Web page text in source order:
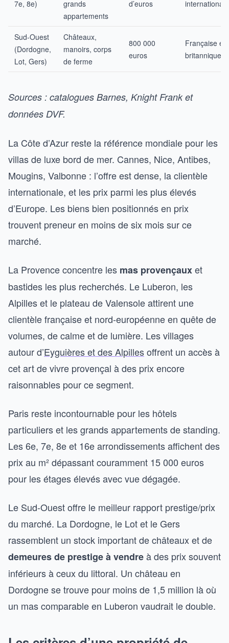
7e, 8e)
grands
appartements
d’euros
internationale
Sud-Ouest
(Dordogne,
Lot, Gers)
Châteaux,
manoirs, corps
de ferme
800 000
euros
Française et
britannique
Sources : catalogues Barnes, Knight Frank et
données DVF.
La Côte d’Azur reste la référence mondiale pour les
villas de luxe bord de mer. Cannes, Nice, Antibes,
Mougins, Valbonne : l’offre est dense, la clientèle
internationale, et les prix parmi les plus élevés
d’Europe. Les biens bien positionnés en prix
trouvent preneur en moins de six mois sur ce
marché.
La Provence concentre les mas provençauxet
bastides les plus recherchés. Le Luberon, les
Alpilles et le plateau de Valensole attirent une
clientèle française et nord-européenne en quête de
volumes, de calme et de lumière. Les villages
autour d’Eyguières et des Alpillesoffrent un accès à
cet art de vivre provençal à des prix encore
raisonnables pour ce segment.
Paris reste incontournable pour les hôtels
particuliers et les grands appartements de standing.
Les 6e, 7e, 8e et 16e arrondissements affichent des
prix au m² dépassant couramment 15 000 euros
pour les étages élevés avec vue dégagée.
Le Sud-Ouest offre le meilleur rapport prestige/prix
du marché. La Dordogne, le Lot et le Gers
rassemblent un stock important de châteaux et de
demeures de prestige à vendreà des prix souvent
inférieurs à ceux du littoral. Un château en
Dordogne se trouve pour moins de 1,5 million là où
un mas comparable en Luberon vaudrait le double.